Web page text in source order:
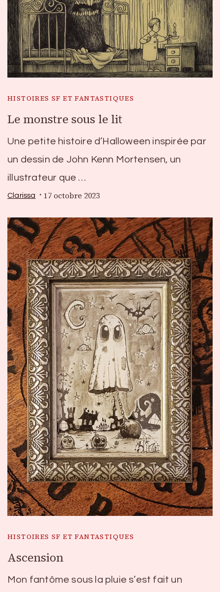
HISTOIRES SF ET FANTASTIQUES
Le monstre sous le lit
Une petite histoire d’Halloween inspirée par
un dessin de John Kenn Mortensen, un
illustrateur que …
Clarissa 17 octobre 2023
HISTOIRES SF ET FANTASTIQUES
Ascension
Mon fantôme sous la pluie s’est fait un